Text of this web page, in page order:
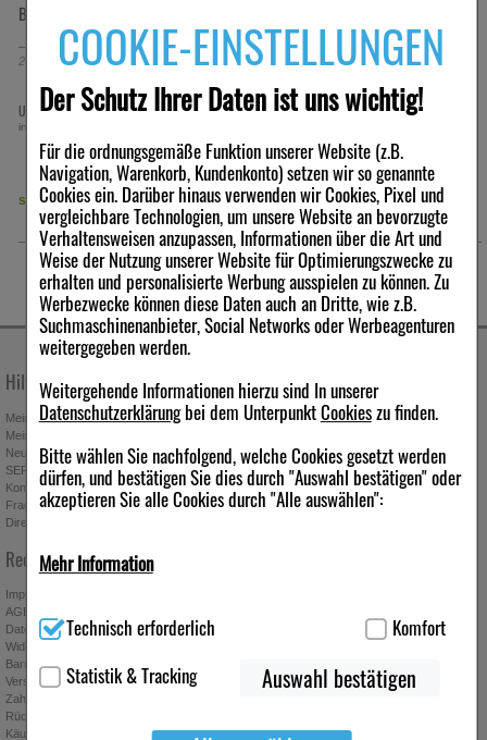
COOKIE-EINSTELLUNGEN
Der Schutz Ihrer Daten ist uns wichtig!
Für die ordnungsgemäße Funktion unserer Website (z.B.
Navigation, Warenkorb, Kundenkonto) setzen wir so genannte
Cookies ein. Darüber hinaus verwenden wir Cookies, Pixel und
vergleichbare Technologien, um unsere Website an bevorzugte
Verhaltensweisen anzupassen, Informationen über die Art und
Weise der Nutzung unserer Website für Optimierungszwecke zu
erhalten und personalisierte Werbung ausspielen zu können. Zu
Werbezwecke können diese Daten auch an Dritte, wie z.B.
Suchmaschinenanbieter, Social Networks oder Werbeagenturen
weitergegeben werden.
Weitergehende Informationen hierzu sind In unserer
Datenschutzerklärungbei dem UnterpunktCookieszu finden.
Bitte wählen Sie nachfolgend, welche Cookies gesetzt werden
dürfen, und bestätigen Sie dies durch "Auswahl bestätigen" oder
akzeptieren Sie alle Cookies durch "Alle auswählen":
Mehr Information
für die Grundfunktionen unserer Website notwendig sind (z.B.
verzichtet werden kann.
Technisch erforderlich
Komfort
Statistik & Tracking
Auswahl bestätigen
BLEPHACLEAN Kompressen sterile
20 Kompressen
9,38 €
UVP: 11,95 €³
inkl. MwSt zzgl.
sofort lieferbar
3X10 ml Augentropfen
38,92 €
UVP: 45,00 €³
1.297,33 €pro 1 l
sofort lieferbar
Hilfe & Kontakt
Mein Kundenkonto
Mein Merkzettel
Neuregistrierung
SEPA-Empfängerüberprüfung
Kontakt
Fragen & Antworten
Direktbestellung
Unternehmen
Stellenangebote
Affiliate-Programm
Download-Archiv
Bonus-Programm
Freundschaftswerbung
Rechtliches
Impressum
AGB
Datenschutz
Widerrufsbelehrung
Barrierefreiheitserklärung
Versand
Zahlung
Rücknahmebedingungen
Käuferschutz
Ich möchte zukünftig über Trends,
Mail informiert werden. Diese Einwilligung